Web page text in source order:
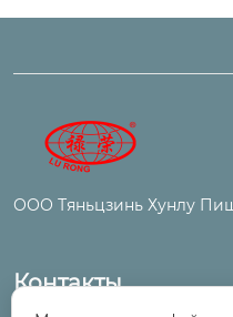
ООО Тяньцзинь Хунлу
Контакты